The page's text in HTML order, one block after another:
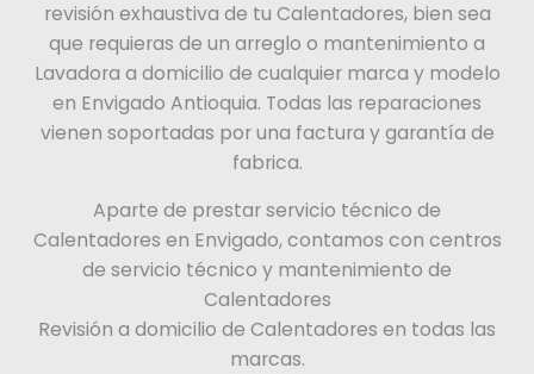
revisión exhaustiva de tu Calentadores, bien sea
que requieras de un arreglo o mantenimiento a
Lavadora a domicilio de cualquier marca y modelo
en Envigado Antioquia. Todas las reparaciones
vienen soportadas por una factura y garantía de
fabrica.
Aparte de prestar servicio técnico de
Calentadores en Envigado, contamos con centros
de servicio técnico y mantenimiento de
Calentadores
Revisión a domicilio de Calentadores en todas las
marcas.